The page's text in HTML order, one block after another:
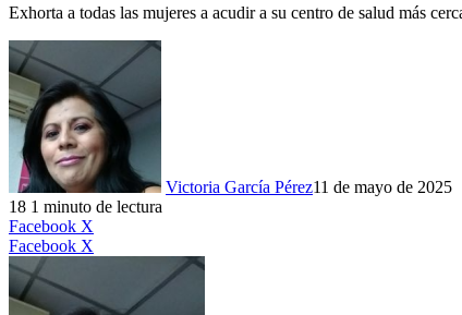
Exhorta a todas las mujeres a acudir a su centro de salud más
Victoria García Pérez11 de mayo de 2025
18 1 minuto de lectura
Facebook X
Facebook X
electrónico